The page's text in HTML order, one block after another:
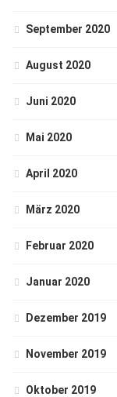
September 2020
August 2020
Juni 2020
Mai 2020
April 2020
März 2020
Februar 2020
Januar 2020
Dezember 2019
November 2019
Oktober 2019